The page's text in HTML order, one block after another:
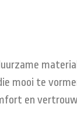
mooi te
en